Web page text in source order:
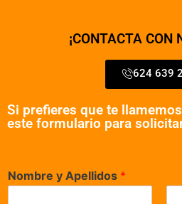
¡CONTACTA CON
624 639
Si prefieres que te
este formulario para
Nombre y Apellidos *